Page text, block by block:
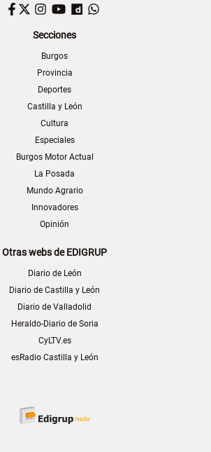
Facebook
TwitterInstagram
YouTubeDailymotion
Secciones
Burgos
Provincia
Deportes
Castilla y León
Cultura
Especiales
Burgos Motor Actual
La Posada
Mundo Agrario
Innovadores
Opinión
Otras webs de EDIGRUP
Diario de León
Diario de Castilla y León
Diario de Valladolid
Heraldo-Diario de Soria
CyLTV.es
esRadio Castilla y León